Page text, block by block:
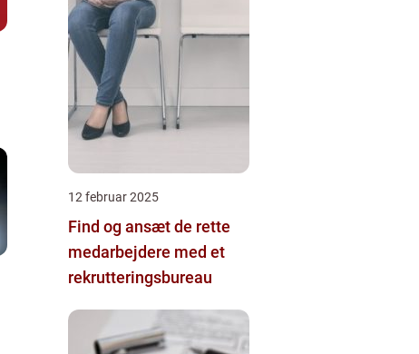
12 februar 2025
Find og ansæt de rette
medarbejdere med et
rekrutteringsbureau